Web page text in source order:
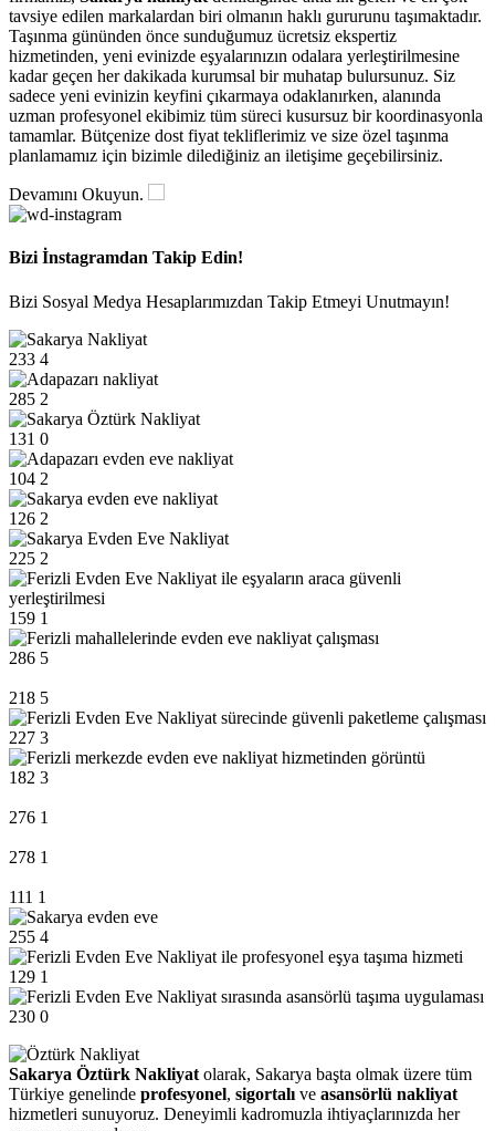
tavsiye edilen markalardan biri olmanın haklı gururunu taşımaktadır.
Taşınma gününden önce sunduğumuz ücretsiz ekspertiz
hizmetinden, yeni evinizde eşyalarınızın odalara yerleştirilmesine
kadar geçen her dakikada kurumsal bir muhatap bulursunuz. Siz
sadece yeni evinizin keyfini çıkarmaya odaklanırken, alanında
uzman profesyonel ekibimiz tüm süreci kusursuz bir koordinasyonla
tamamlar. Bütçenize dost fiyat tekliflerimiz ve size özel taşınma
planlamamız için bizimle dilediğiniz an iletişime geçebilirsiniz.
Devamını Okuyun.
Bizi İnstagramdan Takip Edin!
Bizi Sosyal Medya Hesaplarımızdan Takip Etmeyi Unutmayın!
233 4
285 2
131 0
104 2
126 2
225 2
159 1
286 5
218 5
227 3
182 3
276 1
278 1
111 1
255 4
129 1
230 0
Sakarya Öztürk Nakliyat olarak, Sakarya başta olmak üzere tüm
Türkiye genelinde profesyonel, sigortalı ve asansörlü nakliyat
hizmetleri sunuyoruz. Deneyimli kadromuzla ihtiyaçlarınızda her